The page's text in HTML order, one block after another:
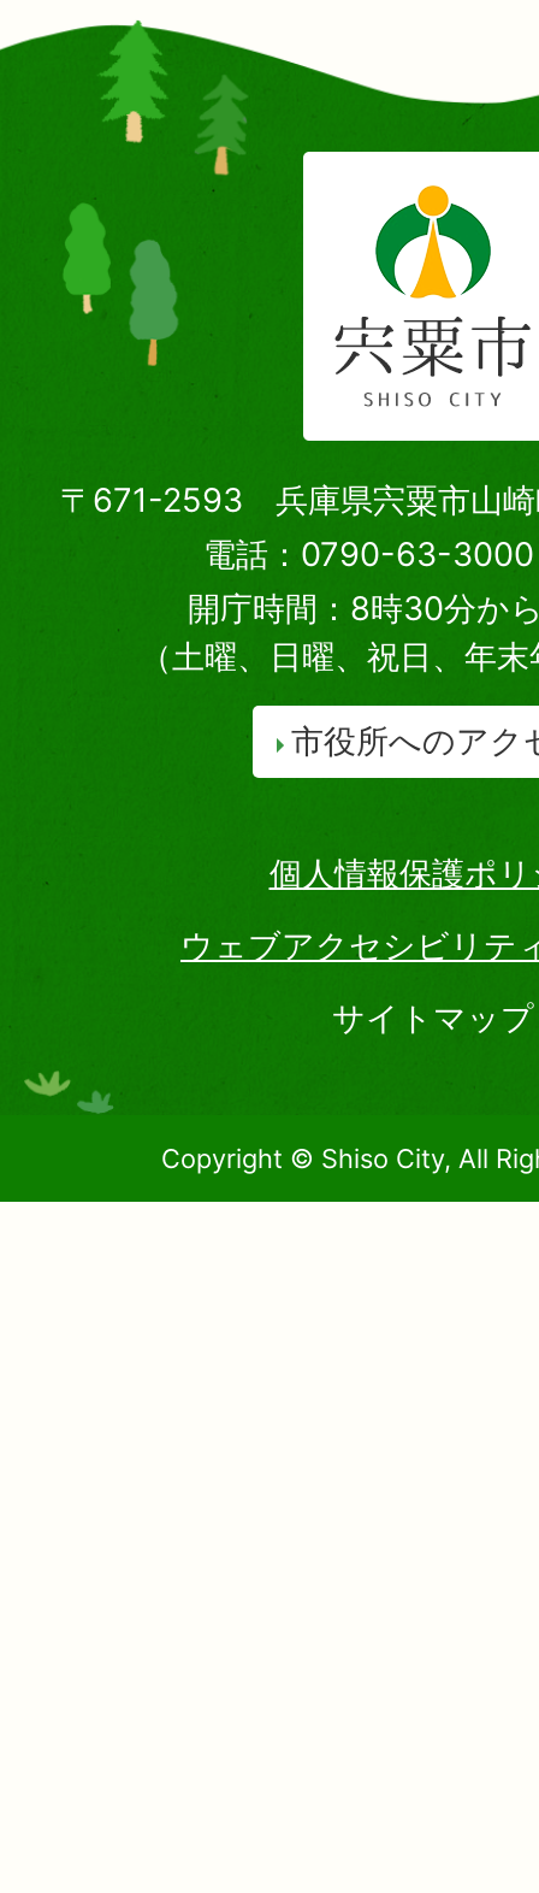
〒671-2593 兵庫県宍粟市山崎
電話：0790-63-3000
開庁時間：8時30分か
（土曜、日曜、祝日、年
市役所へのアク
個人情報保護ポ
ウェブアクセシビリテ
サイトマップ
Copyright © Shiso City, All